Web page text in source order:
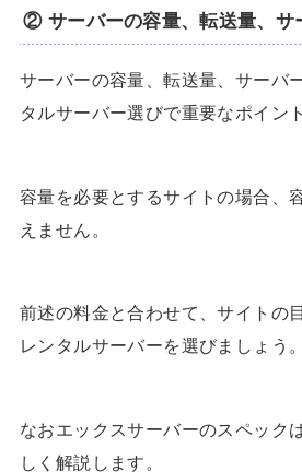
② サーバーの容量、転送量、サ
サーバーの容量、転送量、サーバ
タルサーバー選びで重要なポイン
容量を必要とするサイトの場合、
えません。
前述の料金と合わせて、サイトの
レンタルサーバーを選びましょう。
なおエックスサーバーのスペック
しく解説します。